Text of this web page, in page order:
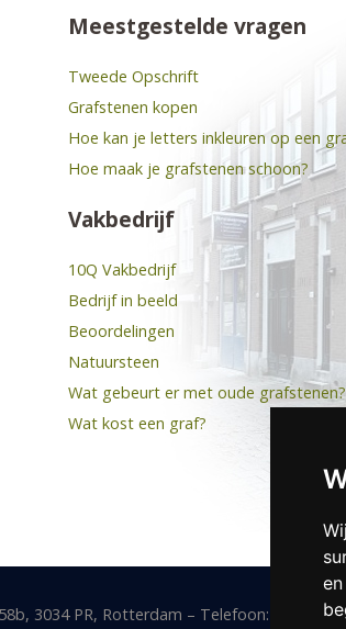
Meestgestelde vragen
Tweede Opschrift
Grafstenen kopen
Hoe kan je letters inkleuren op een
Hoe maak je grafstenen schoon?
Vakbedrijf
10Q Vakbedrijf
Bedrijf in beeld
Beoordelingen
Natuursteen
Wat gebeurt er met oude grafstenen?
Wat kost een graf?
3034 PR, Rotterdam – Telefoon: 010